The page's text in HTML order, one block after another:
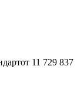
от 11 729 837